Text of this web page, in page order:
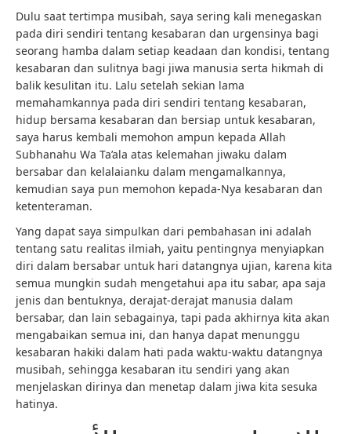
Dulu saat tertimpa musibah, saya sering kali menegaskan
pada diri sendiri tentang kesabaran dan urgensinya bagi
seorang hamba dalam setiap keadaan dan kondisi, tentang
kesabaran dan sulitnya bagi jiwa manusia serta hikmah di
balik kesulitan itu. Lalu setelah sekian lama
memahamkannya pada diri sendiri tentang kesabaran,
hidup bersama kesabaran dan bersiap untuk kesabaran,
saya harus kembali memohon ampun kepada Allah
Subhanahu Wa Ta’ala atas kelemahan jiwaku dalam
bersabar dan kelalaianku dalam mengamalkannya,
kemudian saya pun memohon kepada-Nya kesabaran dan
ketenteraman.
Yang dapat saya simpulkan dari pembahasan ini adalah
tentang satu realitas ilmiah, yaitu pentingnya menyiapkan
diri dalam bersabar untuk hari datangnya ujian, karena kita
semua mungkin sudah mengetahui apa itu sabar, apa saja
jenis dan bentuknya, derajat-derajat manusia dalam
bersabar, dan lain sebagainya, tapi pada akhirnya kita akan
mengabaikan semua ini, dan hanya dapat menunggu
kesabaran hakiki dalam hati pada waktu-waktu datangnya
musibah, sehingga kesabaran itu sendiri yang akan
menjelaskan dirinya dan menetap dalam jiwa kita sesuka
hatinya.